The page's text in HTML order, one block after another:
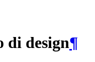
di design¶